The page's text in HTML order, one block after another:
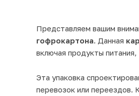
Представляем вашим
гофрокартона. Данная
включая продукты
Эта упаковка
перевозок или переездов.